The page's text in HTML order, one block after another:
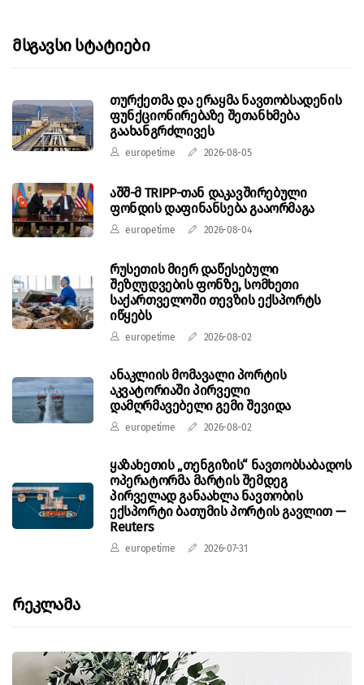
Მსგავსი Სტატიები
თურქეთმა და ერაყმა ნავთობსადენის
ფუნქციონირებაზე შეთანხმება
გაახანგრძლივეს
europetime 2026-08-05
აშშ-მ TRIPP-თან დაკავშირებული
ფონდის დაფინანსება გააორმაგა
europetime 2026-08-04
რუსეთის მიერ დაწესებული
შეზღუდვების ფონზე, სომხეთი
საქართველოში თევზის ექსპორტს
იწყებს
europetime 2026-08-02
ანაკლიის მომავალი პორტის
აკვატორიაში პირველი
დამღრმავებელი გემი შევიდა
europetime 2026-08-02
ყაზახეთის „თენგიზის“ ნავთობსაბადოს
ოპერატორმა მარტის შემდეგ
პირველად განაახლა ნავთობის
ექსპორტი ბათუმის პორტის გავლით —
Reuters
europetime 2026-07-31
Რეკლამა